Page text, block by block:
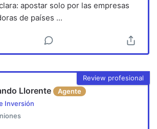
apostar solo por las empresas
de países ...
Review profesional
Llorente
Agente
Inversión